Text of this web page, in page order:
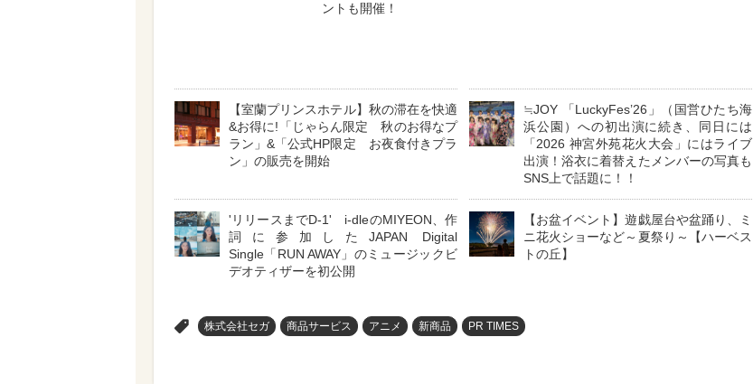
ントも開催！
【室蘭プリンスホテル】秋の滞在を快適
&お得に!「じゃらん限定 秋のお得なプ
ラン」&「公式HP限定 お夜食付きプラ
ン」の販売を開始
≒JOY 「LuckyFes’26」（国営ひたち海
浜公園）への初出演に続き、同日には
「2026 神宮外苑花火大会」にはライブ
出演！浴衣に着替えたメンバーの写真も
SNS上で話題に！！
'リリースまでD-1' i-dleのMIYEON、作
詞に参加したJAPAN Digital
Single「RUN AWAY」のミュージックビ
デオティザーを初公開
【お盆イベント】遊戯屋台や盆踊り、ミ
ニ花火ショーなど～夏祭り～【ハーベス
トの丘】
株式会社セガ 商品サービス アニメ 新商品 PR TIMES